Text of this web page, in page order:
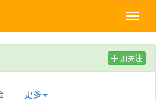
Toggle
加关注
更多